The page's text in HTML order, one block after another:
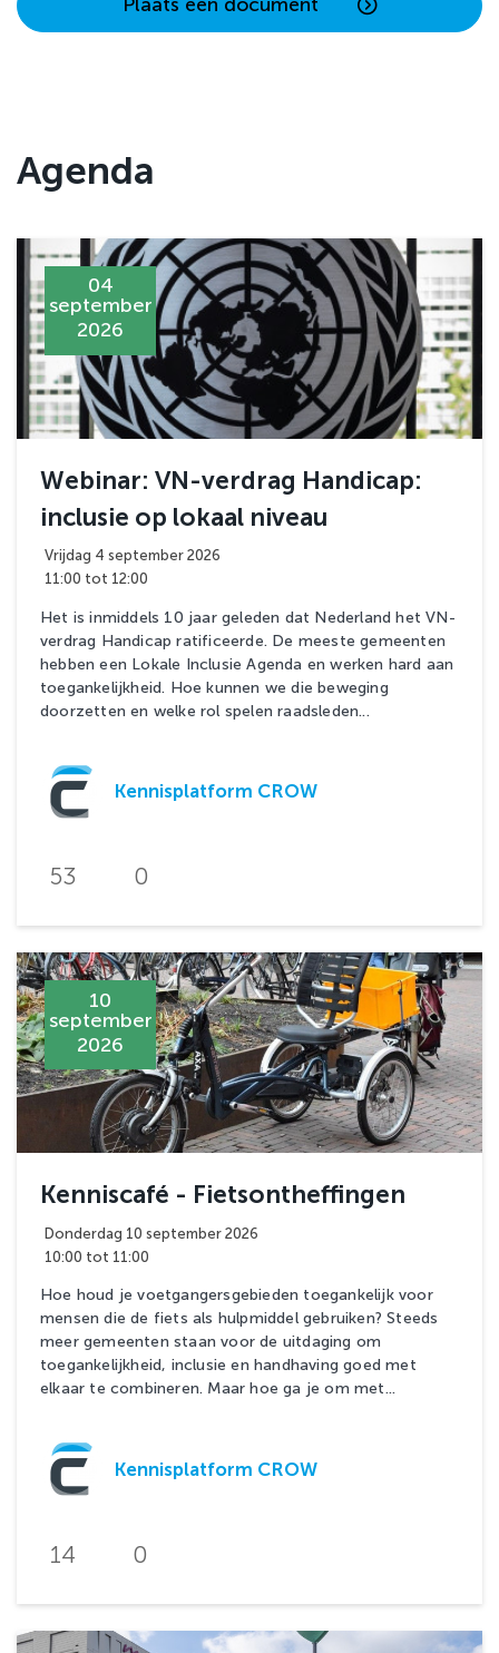
Agenda
04
september
2026
Webinar: VN-verdrag Handicap:
inclusie op lokaal niveau
Vrijdag 4 september 2026
11:00 tot 12:00
Het is inmiddels 10 jaar geleden dat Nederland het VN-
verdrag Handicap ratificeerde. De meeste gemeenten
hebben een Lokale Inclusie Agenda en werken hard aan
toegankelijkheid. Hoe kunnen we die beweging
doorzetten en welke rol spelen raadsleden...
Kennisplatform CROW
53 0
10
september
2026
Kenniscafé - Fietsontheffingen
Donderdag 10 september 2026
10:00 tot 11:00
Hoe houd je voetgangersgebieden toegankelijk voor
mensen die de fiets als hulpmiddel gebruiken? Steeds
meer gemeenten staan voor de uitdaging om
toegankelijkheid, inclusie en handhaving goed met
elkaar te combineren. Maar hoe ga je om met...
Kennisplatform CROW
14 0